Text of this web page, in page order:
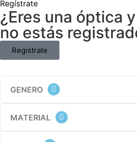
Regístrate
¿Eres una óptica y
no estás
Registrate
GENERO
MATERIAL